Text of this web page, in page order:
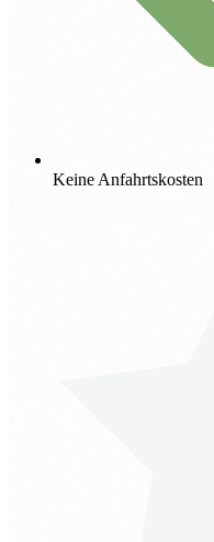
Keine Anfahrtskosten